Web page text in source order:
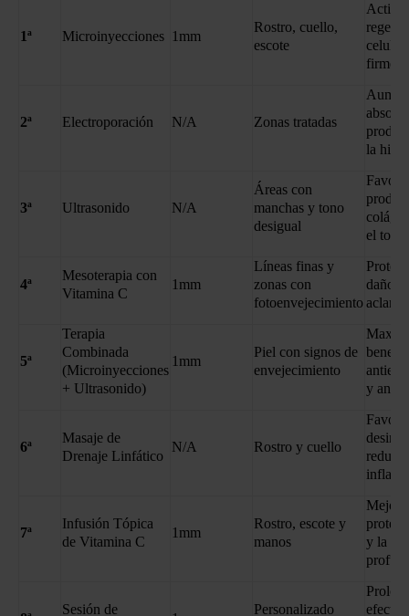
1ª Microinyecciones 1mm
Rostro, cuello,
escote
Activa
celular
firmeza
2ª Electroporación N/A Zonas tratadas
la
3ª Ultrasonido N/A
Áreas con
manchas y tono
desigual
el tono
4ª
Mesoterapia con
Vitamina C
1mm
Líneas finas y
zonas con
fotoenvejecimiento
daño
aclara
5ª
Terapia
Combinada
(Microinyecciones
+ Ultrasonido)
1mm
Piel con signos de
envejecimiento
y
6ª
Masaje de
Drenaje Linfático
N/A Rostro y cuello
reduce
7ª
Infusión Tópica
de Vitamina C
1mm
Rostro, escote y
manos
y la
Sesión de
Personalizado
efectos